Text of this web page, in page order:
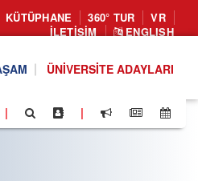
KÜTÜPHANE 360° TUR
VR
İLETIŞIM
ENGLISH
ÜNIVERSITE ADAYLARI
| |